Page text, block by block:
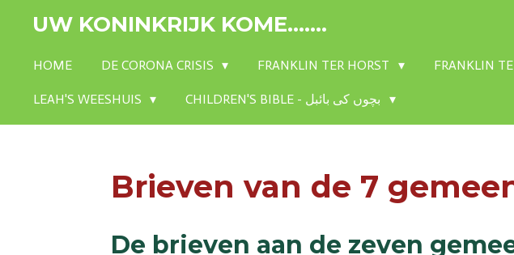
hoofdinhoud
UW KONINKRIJK KOME.......
HOME DE CORONA CRISIS FRANKLIN TER HORST FRANKLIN
LEAH'S WEESHUIS
Brieven van de 7
De brieven aan de zeven